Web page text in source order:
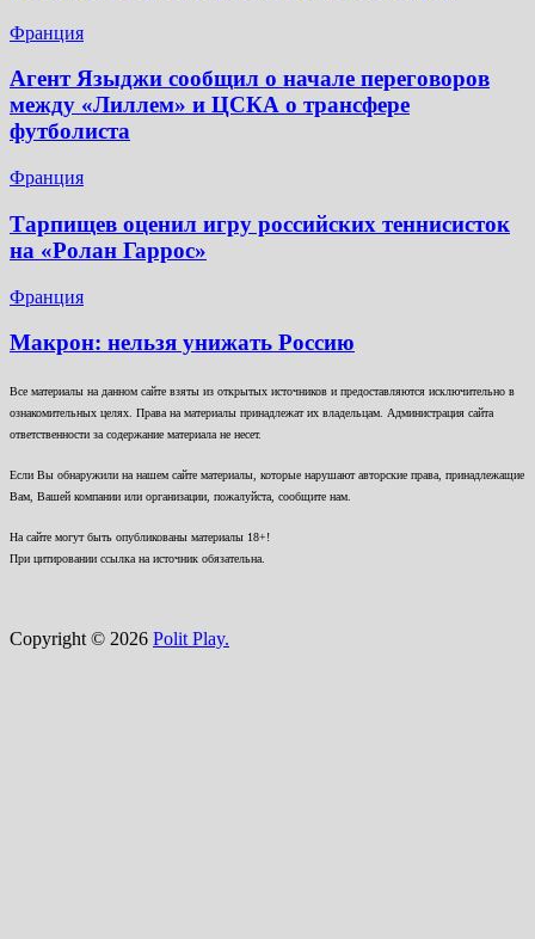
Франция
Агент Языджи сообщил о начале переговоров
между «Лиллем» и ЦСКА о трансфере
футболиста
Франция
Тарпищев оценил игру российских теннисисток
на «Ролан Гаррос»
Франция
Макрон: нельзя унижать Россию
Все материалы на данном сайте взяты из открытых источников и предоставляются исключительно в
ознакомительных целях. Права на материалы принадлежат их владельцам. Администрация сайта
ответственности за содержание материала не несет.
Если Вы обнаружили на нашем сайте материалы, которые нарушают авторские права, принадлежащие
Вам, Вашей компании или организации, пожалуйста, сообщите нам.
На сайте могут быть опубликованы материалы 18+!
При цитировании ссылка на источник обязательна.
Copyright © 2026 Polit Play.